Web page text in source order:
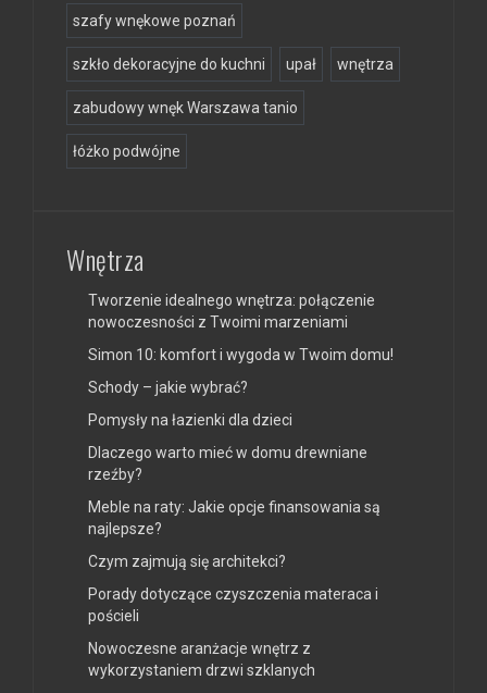
szafy wnękowe poznań
szkło dekoracyjne do kuchni upał wnętrza
zabudowy wnęk Warszawa tanio
łóżko podwójne
Wnętrza
Tworzenie idealnego wnętrza: połączenie
nowoczesności z Twoimi marzeniami
Simon 10: komfort i wygoda w Twoim domu!
Schody – jakie wybrać?
Pomysły na łazienki dla dzieci
Dlaczego warto mieć w domu drewniane
rzeźby?
Meble na raty: Jakie opcje finansowania są
najlepsze?
Czym zajmują się architekci?
Porady dotyczące czyszczenia materaca i
pościeli
Nowoczesne aranżacje wnętrz z
wykorzystaniem drzwi szklanych